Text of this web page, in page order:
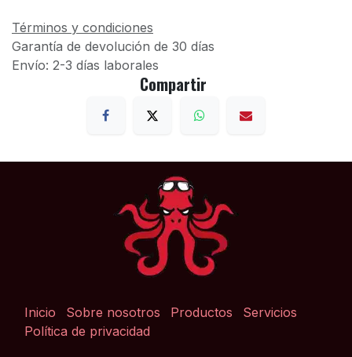
Términos y condiciones
Garantía de devolución de 30 días
Envío: 2-3 días laborales
Compartir
Inicio Sobre nosotros Productos
Servicios
Política de privacidad